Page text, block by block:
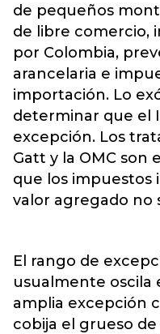
de pequeños
de libre comercio,
por Colombia,
arancelaria e
importación. Lo
determinar que el
excepción. Los
Gatt y la OMC son
que los impuestos
valor agregado no
El rango de
usualmente oscila
amplia excepción
cobija el grueso